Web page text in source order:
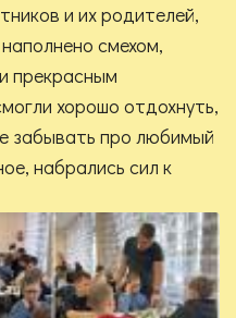
и их родителей,
смехом,
прекрасным
хорошо отдохнуть,
забывать про любимый
набрались сил к